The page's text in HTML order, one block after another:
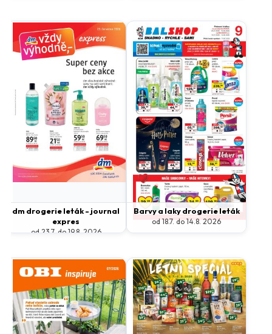
dm drogerie leták - journal
expres
od 23.7. do 19.8. 2026
Barvy a laky drogerie leták
od 18.7. do 14.8. 2026